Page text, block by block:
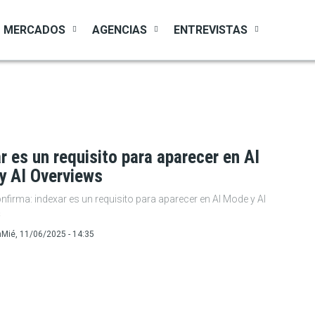
MERCADOS AGENCIAS ENTREVISTAS
es un requisito para aparecer en AI
AI Overviews
indexar es un requisito para aparecer en AI Mode y AI
Mié, 11/06/2025 - 14:35